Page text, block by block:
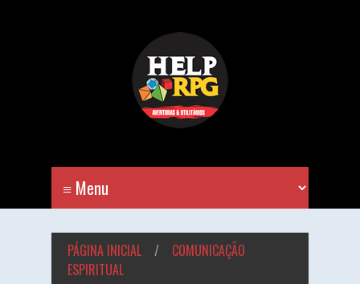
PÁGINA INICIAL /
COMUNICAÇÃO
ESPIRITUAL